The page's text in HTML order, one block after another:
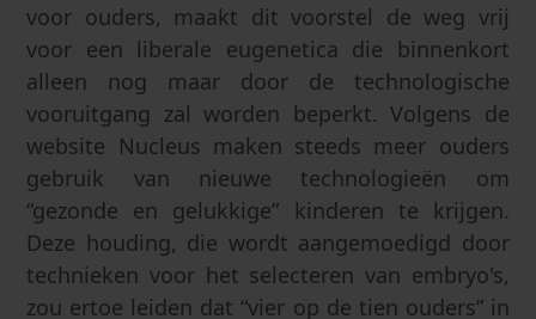
voor ouders, maakt dit voorstel de weg vrij
voor een liberale eugenetica die binnenkort
alleen nog maar door de technologische
vooruitgang zal worden beperkt. Volgens de
website Nucleus maken steeds meer ouders
gebruik van nieuwe technologieën om
“gezonde en gelukkige” kinderen te krijgen.
Deze houding, die wordt aangemoedigd door
technieken voor het selecteren van embryo's,
zou ertoe leiden dat “vier op de tien ouders” in